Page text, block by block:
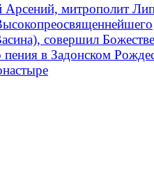
митрополит
совершил
в Задонском